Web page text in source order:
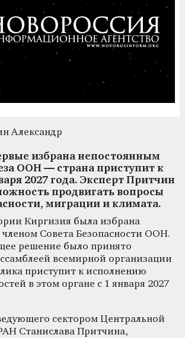
Александр
избрана непостоянным
ООН — страна приступит к
2027 года. Эксперт Притчин
продвигать вопросы
миграции и климата.
Киргизия была избрана
Совета Безопасности ООН.
решение было принято
всемирной организации
приступит к исполнению
в этом органе с 1 января 2027
сектором Центральной
Станислава Притчина,